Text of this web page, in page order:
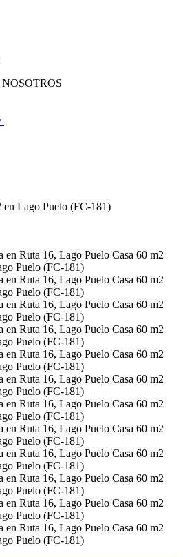
en Lago Puelo (FC-181)